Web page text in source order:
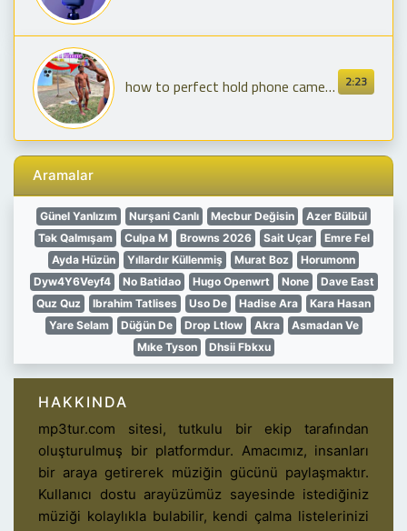
2:23
how to perfect hold phone camera in hand for vlogging
Aramalar
Günel Yanlızım Nurşani Canlı Mecbur Değisin
Azer Bülbül
Tək Qalmışam
Culpa M Browns 2026 Sait Uçar
Emre Fel
Ayda Hüzün
Yıllardır Küllenmiş Murat Boz
Horumonn
Dyw4Y6Veyf4
No Batidao Hugo Openwrt None
Dave East
Quz Quz
Ibrahim Tatlises Uso De Hadise Ara
Kara Hasan
Yare Selam
Düğün De Drop Ltlow Akra
Asmadan Ve
Mıke Tyson
Dhsii Fbkxu
HAKKINDA
mp3tur.com sitesi, tutkulu bir ekip tarafından
oluşturulmuş bir platformdur. Amacımız, insanları
bir araya getirerek müziğin gücünü paylaşmaktır.
Kullanıcı dostu arayüzümüz sayesinde istediğiniz
müziği kolaylıkla bulabilir, kendi çalma listelerinizi